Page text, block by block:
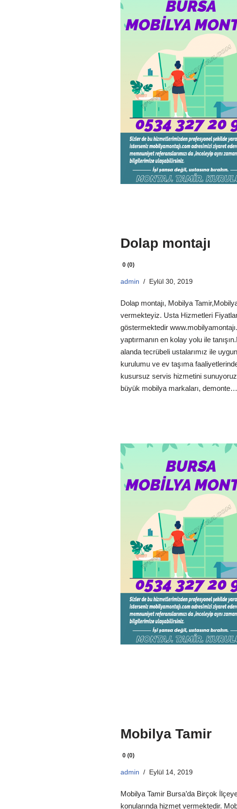
Dolap montajı
0 (0)
admin Eylül 30, 2019
Dolap montajı, Mobilya
vermekteyiz. Usta Hizmetleri
göstermektedir
yaptırmanın en kolay yolu ile
alanda tecrübeli ustalarımız ile
kurulumu ve ev taşıma
kusursuz servis hizmetini
büyük mobilya markaları, demonte…
Mobilya Tamir
0 (0)
admin Eylül 14, 2019
Mobilya Tamir Bursa’da Birçok
konularında hizmet vermektedir.